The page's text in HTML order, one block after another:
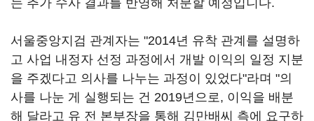
는 추가 수사 결과를 반영해 처분할 예정입니다.
서울중앙지검 관계자는 "2014년 유착 관계를 설명하
고 사업 내정자 선정 과정에서 개발 이익의 일정 지분
을 주겠다고 의사를 나누는 과정이 있었다"라며 "의
사를 나눈 게 실행되는 건 2019년으로, 이익을 배분
해 달라고 유 전 본부장을 통해 김만배씨 측에 요구하